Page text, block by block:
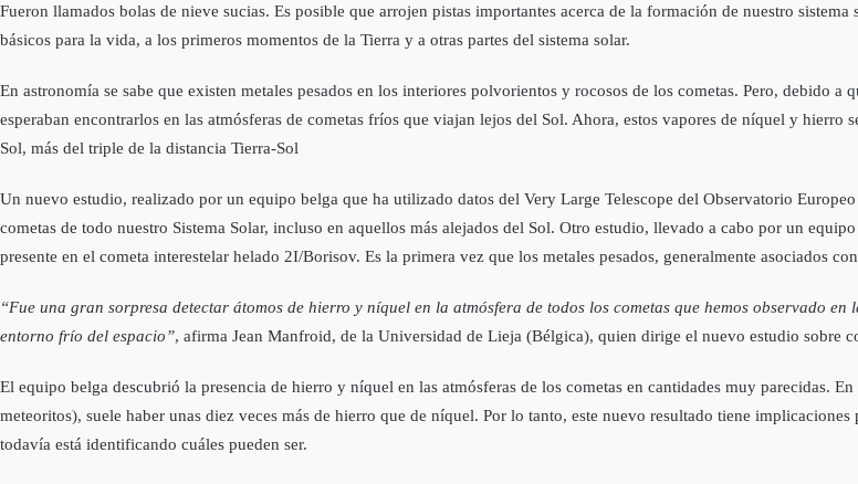
Fueron llamados bolas de nieve sucias. Es posible que arrojen pistas importantes acerca de la formación de nuestro
básicos para la vida, a los primeros momentos de la Tierra y a otras partes del sistema solar.
En astronomía se sabe que existen metales pesados en los interiores polvorientos y rocosos de los cometas. Pero, debido
esperaban encontrarlos en las atmósferas de cometas fríos que viajan lejos del Sol. Ahora, estos vapores de níquel y
Sol, más del triple de la distancia Tierra-Sol
Un nuevo estudio, realizado por un equipo belga que ha utilizado datos del Very Large Telescope del Observatorio
cometas de todo nuestro Sistema Solar, incluso en aquellos más alejados del Sol. Otro estudio, llevado a cabo por un
presente en el cometa interestelar helado 2I/Borisov. Es la primera vez que los metales pesados, generalmente asociados
“Fue una gran sorpresa detectar átomos de hierro y níquel en la atmósfera de todos los cometas que hemos observado
entorno frío del espacio”, afirma Jean Manfroid, de la Universidad de Lieja (Bélgica), quien dirige el nuevo estudio sobre
El equipo belga descubrió la presencia de hierro y níquel en las atmósferas de los cometas en cantidades muy parecidas.
meteoritos), suele haber unas diez veces más de hierro que de níquel. Por lo tanto, este nuevo resultado tiene
todavía está identificando cuáles pueden ser.